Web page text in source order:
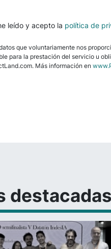
leído y acepto la política de
que voluntariamente nos
para la prestación del servicio u
Más información en
destacadas